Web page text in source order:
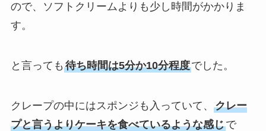
ので、ソフトクリームよりも少し時間がかかりま
す。
と言っても 待ち時間は5分か10分程度でした。
クレープの中にはスポンジも入っていて、 クレー
プと言うよりケーキを食べているような感じで